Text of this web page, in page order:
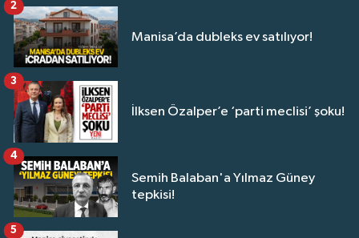
Manisa’da dubleks ev satılıyor!
2
İlksen Özalper’e ‘parti meclisi’ şoku!
3
Semih Balaban'a Yılmaz Güney
tepkisi!
4
5